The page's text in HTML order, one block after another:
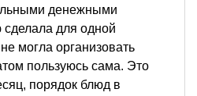
денежными
сделала для одной
могла организовать
пользуюсь сама. Это
порядок блюд в